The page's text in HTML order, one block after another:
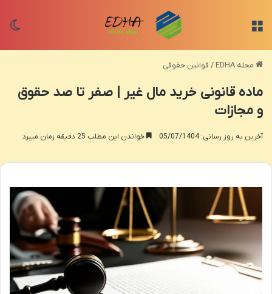
مجله EDHA / قوانین حقوقی
ماده قانونی خرید مال غیر | صفر تا صد حقوق
و مجازات
آخرین به روز رسانی: 05/07/1404 خواندن این مطلب 25 دقیقه زمان میبرد